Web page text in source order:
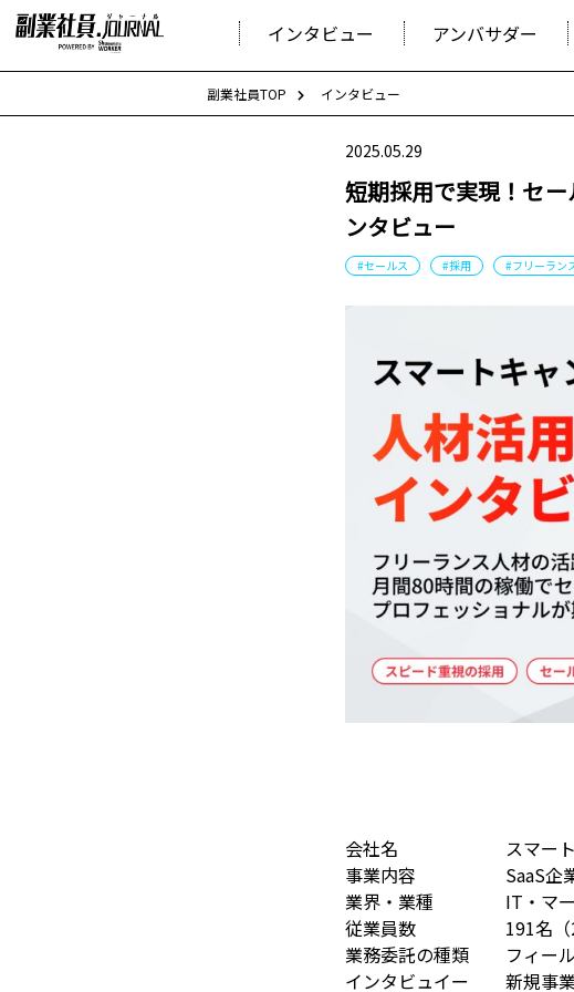
インタビュー アンバサダー
副業社員TOP インタビュー
2025.05.29
短期採用で実現！セ
ンタビュー
#セールス #採用 #フリーラン
会社名
スマー
事業内容
SaaS企
業界・業種
IT・マ
従業員数
191名（
業務委託の種類
フィー
インタビュイー
新規事